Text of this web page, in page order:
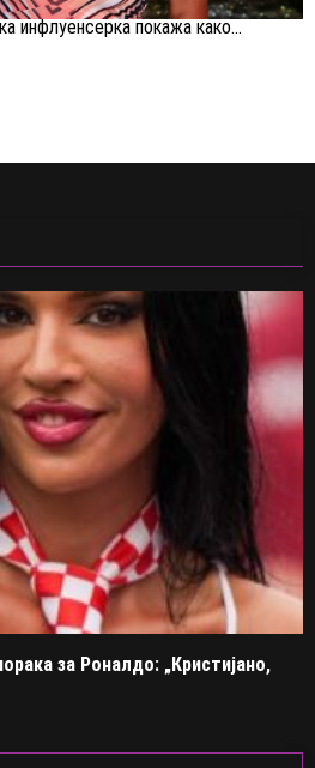
инфлуенсерка покажа како...
за Роналдо: „Кристијано,